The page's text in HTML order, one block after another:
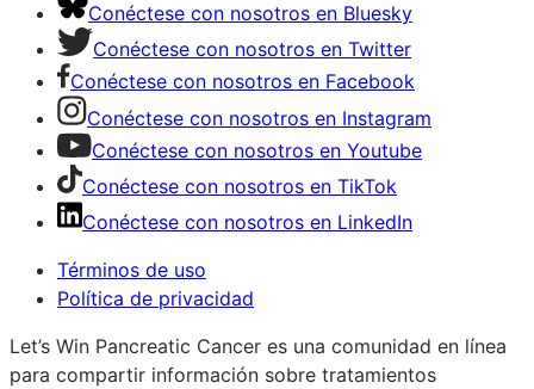
Conéctese con nosotros en Bluesky
Conéctese con nosotros en Twitter
Conéctese con nosotros en Facebook
Conéctese con nosotros en Instagram
Conéctese con nosotros en Youtube
Conéctese con nosotros en TikTok
Conéctese con nosotros en LinkedIn
Términos de uso
Política de privacidad
Let’s Win Pancreatic Cancer es una comunidad en línea
para compartir información sobre tratamientos